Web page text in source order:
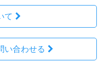
て
い合わせる